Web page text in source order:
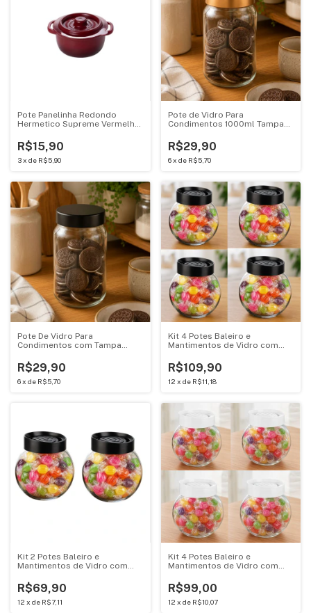
Pote Panelinha Redondo
Hermetico Supreme Vermelho
R$15,90
3x de R$5,90
Pote de Vidro Para
Condimentos 1000ml Tampa
R$29,90
6 x de R$5,70
Pote De Vidro Para
Condimentos com Tampa
R$29,90
6x de R$5,70
Kit 4 Potes Baleiro e
Mantimentos de Vidro com
Casambiente KC-511
R$109,90
12 x de R$11,18
Kit 2 Potes Baleiro e
Mantimentos de Vidro com
Casambiente KC-511
R$69,90
12 x de R$7,11
Kit 4 Potes Baleiro e
Mantimentos de Vidro com
Casambiente KC-511
R$99,00
12 x de R$10,07